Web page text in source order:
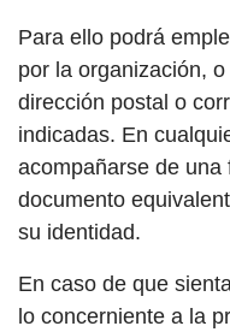
Para ello podrá
por la organización,
dirección postal o
indicadas. En
acompañarse de
documento
su identidad.
En caso de que
lo concerniente a la